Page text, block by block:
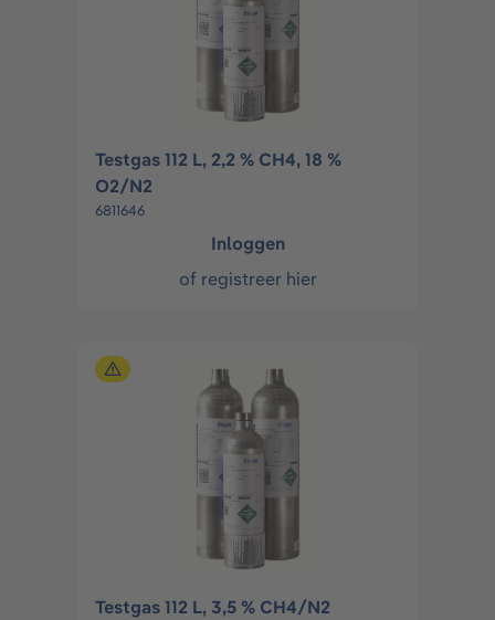
Testgas 112 L, 2,2 % CH4, 18 %
O2/N2
6811646
Inloggen
of registreer hier
Testgas 112 L, 3,5 % CH4/N2